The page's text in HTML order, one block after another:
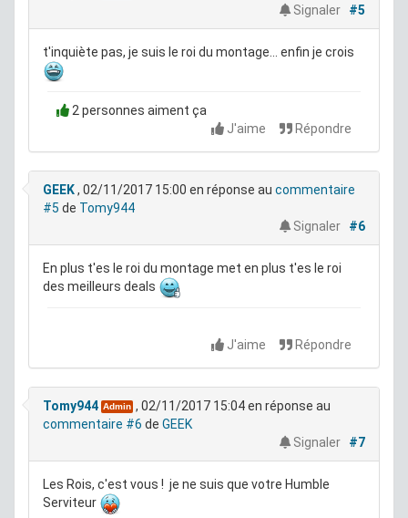
Signaler
#5
t'inquiète pas, je suis le roi du montage... enfin je crois
2 personnes aiment ça
J'aime
Répondre
GEEK, 02/11/2017 15:00 en réponse au commentaire
#5 de Tomy944
Signaler
#6
En plus t'es le roi du montage met en plus t'es le roi
des meilleurs deals
J'aime Répondre
Tomy944 Admin , 02/11/2017 15:04en réponse au
commentaire #6 de GEEK
Signaler
#7
Les Rois, c'est vous ! je ne suis que votre Humble
Serviteur